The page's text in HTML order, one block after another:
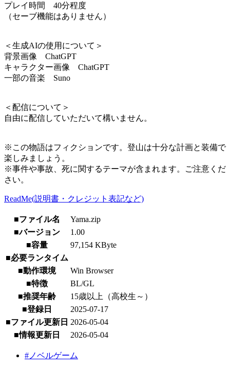
プレイ時間 40分程度
（セーブ機能はありません）
＜生成AIの使用について＞
背景画像 ChatGPT
キャラクター画像 ChatGPT
一部の音楽 Suno
＜配信について＞
自由に配信していただいて構いません。
※この物語はフィクションです。登山は十分な計画と装備で
楽しみましょう。
※事件や事故、死に関するテーマが含まれます。ご注意くだ
さい。
ReadMe(説明書・クレジット表記など)
■ファイル名
Yama.zip
■バージョン
1.00
■容量
97,154 KByte
■必要ランタイム
■動作環境
Win Browser
■特徴
BL/GL
■推奨年齢
15歳以上（高校生～）
■登録日
2025-07-17
■ファイル更新日 2026-05-04
■情報更新日
2026-05-04
#ノベルゲーム